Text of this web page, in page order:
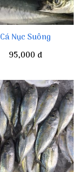
Cá Nục Suông
95,000 đ